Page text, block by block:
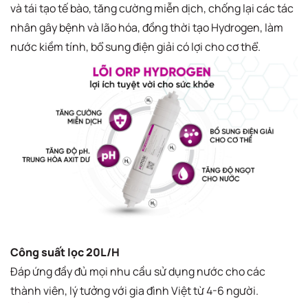
và tái tạo tế bào, tăng cường miễn dịch, chống lại các tác
nhân gây bệnh và lão hóa, đồng thời tạo Hydrogen, làm
nước kiềm tính, bổ sung điện giải có lợi cho cơ thể.
Công suất lọc 20L/H
Đáp ứng đầy đủ mọi nhu cầu sử dụng nước cho các
thành viên, lý tưởng với gia đình Việt từ 4-6 người.